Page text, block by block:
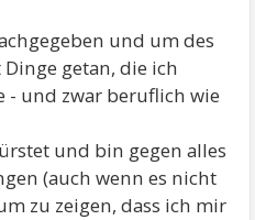
und um des
getan, die ich
und zwar beruflich wie
und bin gegen alles
(auch wenn es nicht
zu zeigen, dass ich mir